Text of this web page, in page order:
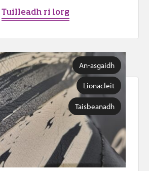
Tuilleadh ri lorg
An-asgaidh
Lionacleit
Taisbeanadh